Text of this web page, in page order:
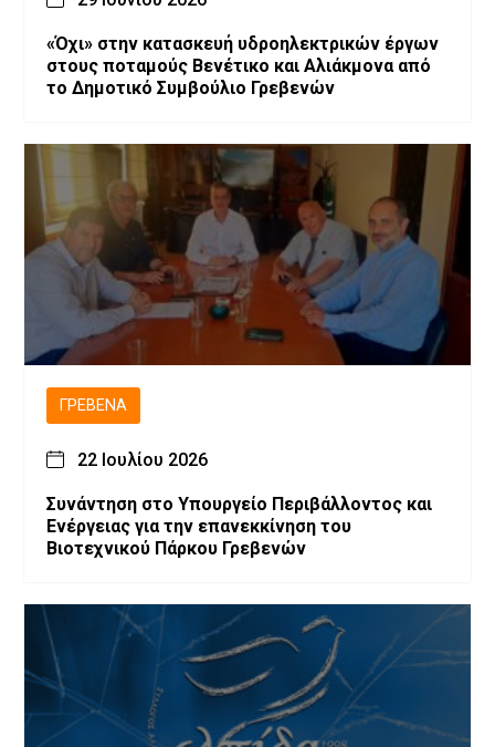
«Όχι» στην κατασκευή υδροηλεκτρικών έργων
στους ποταμούς Βενέτικο και Αλιάκμονα από
το Δημοτικό Συμβούλιο Γρεβενών
ΓΡΕΒΕΝΆ
22 Ιουλίου 2026
Συνάντηση στο Υπουργείο Περιβάλλοντος και
Ενέργειας για την επανεκκίνηση του
Βιοτεχνικού Πάρκου Γρεβενών